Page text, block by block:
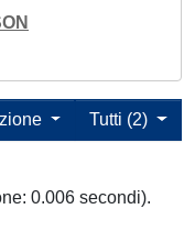
Tutti (2)
0.006 secondi).